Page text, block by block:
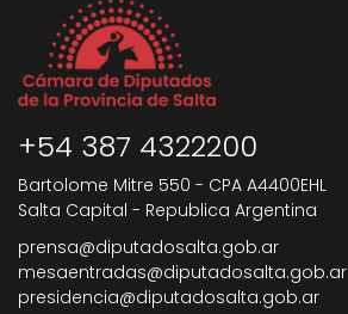
+54 387 4322200
Bartolome Mitre 550 - CPA A4400EHL
Salta Capital - Republica Argentina
prensa@diputadosalta.gob.ar
mesaentradas@diputadosalta.gob.ar
presidencia@diputadosalta.gob.ar